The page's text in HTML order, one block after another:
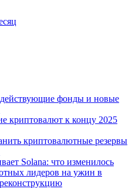
фонды и новые
криптовалют к концу 2025
криптовалютные резервы
Solana: что изменилось
лидеров на ужин в